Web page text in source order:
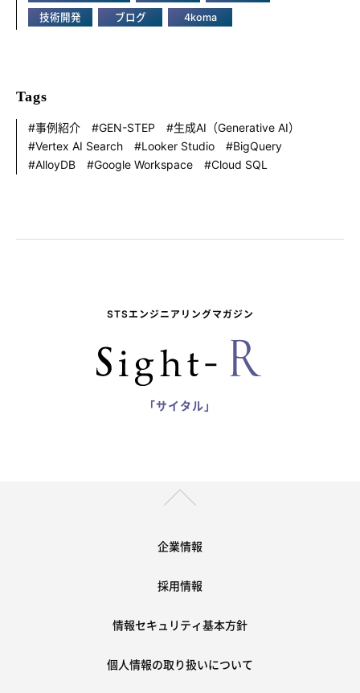
技術開発 ブログ 4koma
Tags
事例紹介 GEN-STEP
生成AI（Generative AI）
Vertex AI Search
Looker Studio
BigQuery
AlloyDB
Google Workspace Cloud SQL
STSエンジニアリングマガジン
「サイタル」
企業情報
採用情報
情報セキュリティ基本方針
個人情報の取り扱いについて